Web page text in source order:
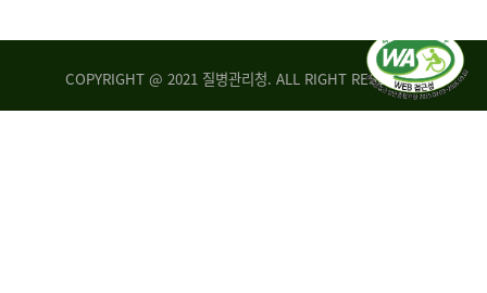
COPYRIGHT @ 2021 질병관리청. ALL RIGHT RESERVED